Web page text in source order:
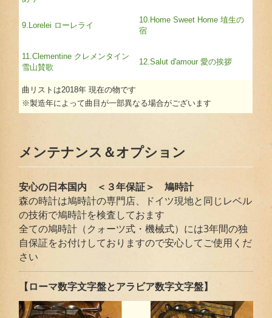
9.Lorelei ローレライ
10.Home Sweet Home 埴生の
宿
11.Clementine クレメンタイン
雪山賛歌
12.Salut d'amour 愛の挨拶
曲リストは2018年 現在の物です
※製造年によって曲目が一部異なる場合がございます
メンテナンス＆オプション
安心の日本国内 ＜３年保証＞ 鳩時計
森の時計は鳩時計の専門店、ドイツ現地と同じレベル
の技術で鳩時計を検査しておます
全ての鳩時計（クォーツ式・機械式）には3年間の独
自保証をお付けしておりますので安心してご使用くだ
さい
【ローマ数字文字盤とアラビア数字文字盤】